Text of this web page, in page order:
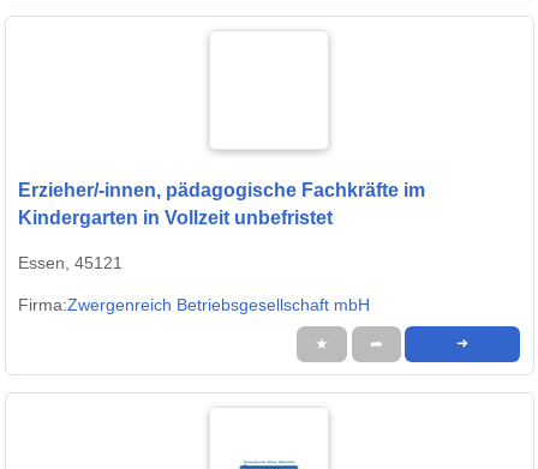
Erzieher/-innen, pädagogische Fachkräfte im
Kindergarten in Vollzeit unbefristet
Essen, 45121
Firma:Zwergenreich Betriebsgesellschaft mbH
★ ➦ ➜